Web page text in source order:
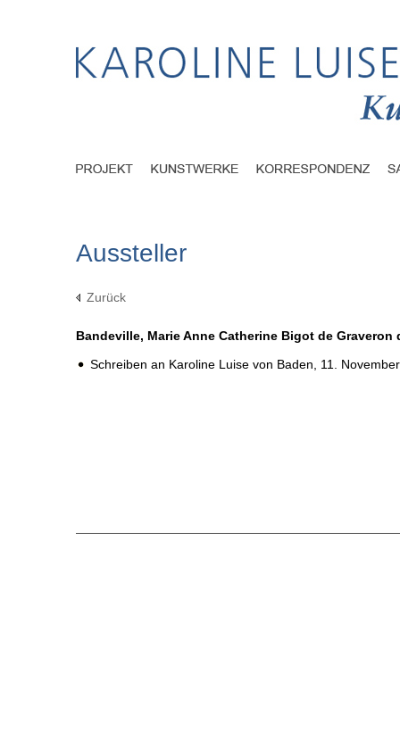
Aussteller
Zurück
Bandeville, Marie Anne Catherine Bigot de Graveron
Schreiben an Karoline Luise von Baden, 11.